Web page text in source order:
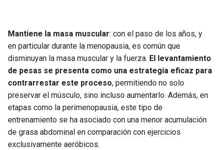
Mantiene la masa muscular: con el paso de los años, y
en particular durante la menopausia, es común que
disminuyan la masa muscular y la fuerza. El levantamiento
de pesas se presenta como una estrategia eficaz para
contrarrestar este proceso, permitiendo no solo
preservar el músculo, sino incluso aumentarlo. Además, en
etapas como la perimenopausia, este tipo de
entrenamiento se ha asociado con una menor acumulación
de grasa abdominal en comparación con ejercicios
exclusivamente aeróbicos.